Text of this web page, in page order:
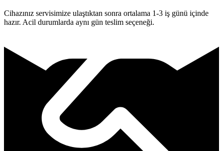
Cihazınız servisimize ulaştıktan sonra ortalama 1-3 iş günü içinde
hazır. Acil durumlarda aynı gün teslim seçeneği.